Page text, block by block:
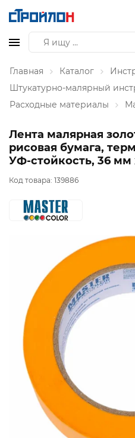
Главная Каталог
Штукатурно-малярный
Расходные материалы
Лента малярная
рисовая бумага,
УФ-стойкость, 36 мм
Код товара: 139886